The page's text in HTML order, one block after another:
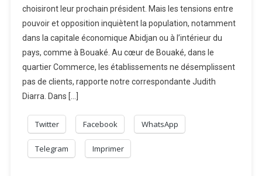
choisiront leur prochain président. Mais les tensions entre
pouvoir et opposition inquiètent la population, notamment
dans la capitale économique Abidjan ou à l’intérieur du
pays, comme à Bouaké. Au cœur de Bouaké, dans le
quartier Commerce, les établissements ne désemplissent
pas de clients, rapporte notre correspondante Judith
Diarra. Dans […]
Twitter Facebook WhatsApp
Telegram Imprimer